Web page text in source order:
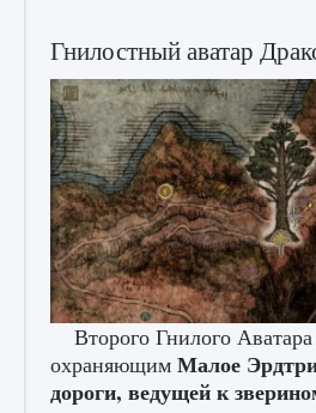
Hawk Ops
9 августа 2024 1 286
Как приручить существ
игре Creatures of Ava
9 августа 2024 1 218
Гнилостный аватар
Второго Гнилого
охраняющим Малое
дороги, ведущей к